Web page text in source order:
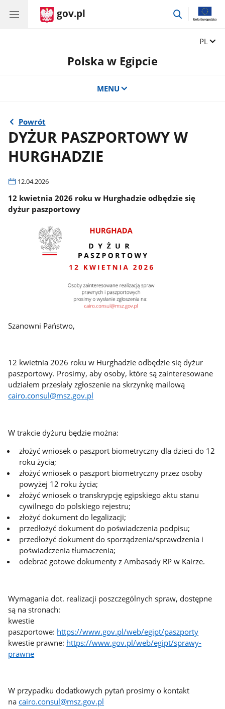
gov.pl
przejdź
Zmień
PL
Polska w Egipcie
MENU
Powrót
DYŻUR PASZPORTOWY W
HURGHADZIE
12.04.2026
12 kwietnia 2026 roku w Hurghadzie odbędzie się
dyżur paszportowy
Szanowni Państwo,
12 kwietnia 2026 roku w Hurghadzie odbędzie się dyżur
paszportowy. Prosimy, aby osoby, które są zainteresowane
udziałem przesłały zgłoszenie na skrzynkę mailową
cairo.consul@msz.gov.pl
W trakcie dyżuru będzie można:
złożyć wniosek o paszport biometryczny dla dzieci do 12
roku życia;
złożyć wniosek o paszport biometryczny przez osoby
powyżej 12 roku życia;
złożyć wniosek o transkrypcję egipskiego aktu stanu
cywilnego do polskiego rejestru;
złożyć dokument do legalizacji;
przedłożyć dokument do poświadczenia podpisu;
przedłożyć dokument do sporządzenia/sprawdzenia i
poświadczenia tłumaczenia;
odebrać gotowe dokumenty z Ambasady RP w Kairze.
Wymagania dot. realizacji poszczególnych spraw, dostępne
są na stronach:
kwestie
paszportowe: https://www.gov.pl/web/egipt/paszporty
kwestie prawne: https://www.gov.pl/web/egipt/sprawy-
prawne
W przypadku dodatkowych pytań prosimy o kontakt
na cairo.consul@msz.gov.pl